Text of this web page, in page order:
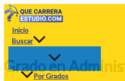
Ir
al
contenido
Inicio
Buscar
Por Grados
Grado en